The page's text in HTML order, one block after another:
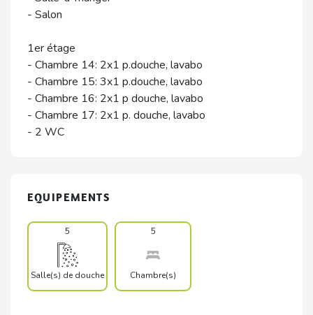
- Salon
1er étage
- Chambre 14: 2x1 p.douche, lavabo
- Chambre 15: 3x1 p.douche, lavabo
- Chambre 16: 2x1 p douche, lavabo
- Chambre 17: 2x1 p. douche, lavabo
- 2 WC
EQUIPEMENTS
5
Salle(s) de douche
5
Chambre(s)